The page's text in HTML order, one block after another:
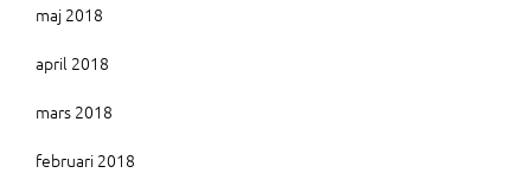
maj 2018
april 2018
mars 2018
februari 2018